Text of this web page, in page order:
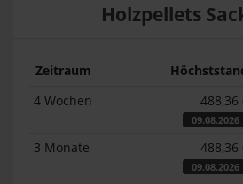
Holzpellets
Zeitraum
4 Wochen
488,36
09.08.2026
3 Monate 488,36
09.08.2026